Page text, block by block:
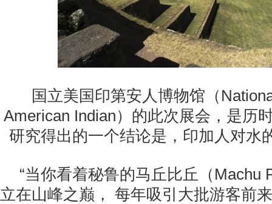
国立美国印第安人博物馆（
American Indian）的此次展会，是历
研究得出的一个结论是，印加人对水
“当你看着秘鲁的马丘比丘（
立在山峰之巅， 每年吸引大批游客前